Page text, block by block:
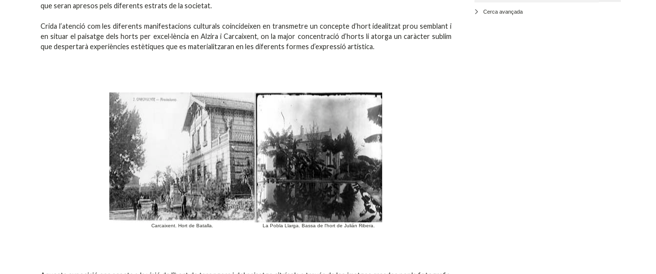
que seran apresos pels diferents estrats de la societat.
Crida l’atenció com les diferents manifestacions culturals coincideixen en transmetre un concepte d’hort idealitzat prou semblant i
en situar el paisatge dels horts per excel·lència en Alzira i Carcaixent, on la major concentració d’horts li atorga un caràcter sublim
que despertarà experiències estètiques que es materialitzaran en les diferents formes d’expressió artística.
Carcaixent. Hort de Batalla. La Pobla Llarga. Bassa de l'hort de Julián Ribera.
Cerca avançada